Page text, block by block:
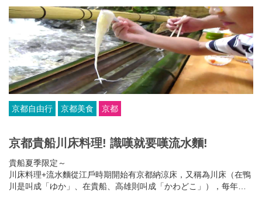
京都自由行 京都美食 京都
京都貴船川床料理! 識嘆就要嘆流水麵!
貴船夏季限定～
川床料理+流水麵從江戶時期開始有京都納涼床，又稱為川床（在鴨
川是叫成「ゆか」、在貴船、高雄則叫成「かわどこ」），每年從5